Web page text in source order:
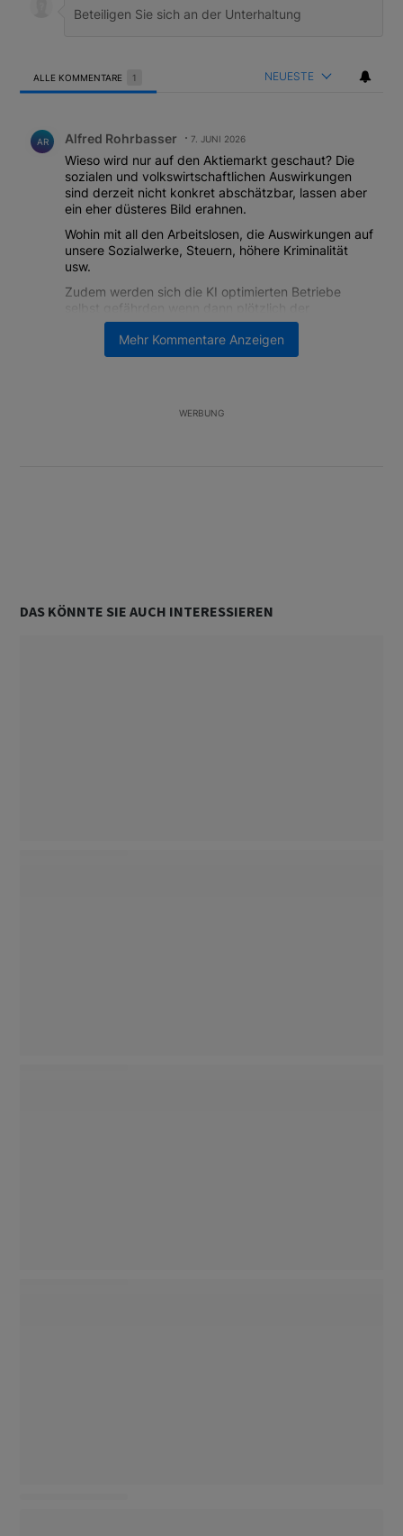
Mehr Kommentare Anzeigen
ALLE KOMMENTARE 1 NEUESTE
AR Alfred Rohrbasser 7. JUNI 2026
Wieso wird nur auf den Aktiemarkt geschaut? Die
sozialen und volkswirtschaftlichen Auswirkungen
sind derzeit nicht konkret abschätzbar, lassen aber
ein eher düsteres Bild erahnen.
Wohin mit all den Arbeitslosen, die Auswirkungen auf
unsere Sozialwerke, Steuern, höhere Kriminalität
usw.
Zudem werden sich die KI optimierten Betriebe
selbst gefährden wenn dann plötzlich der
Absatzmarkt nicht mehr in diesem Umfang da ist.
WERBUNG
DAS KÖNNTE SIE AUCH INTERESSIEREN